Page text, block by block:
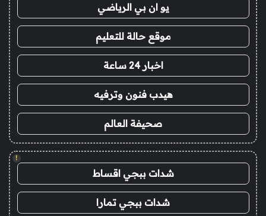
يو ان بي الرياضي
موقع حالة للتعليم
اخبار 24 ساعة
هيدب فنون وترفيه
صحيفة العالم
!
شدات ببجي اقساط
شدات ببجي تمارا